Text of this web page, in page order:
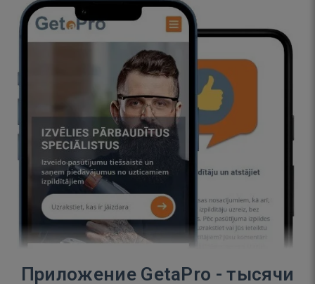
Приложение GetaPro - тысячи